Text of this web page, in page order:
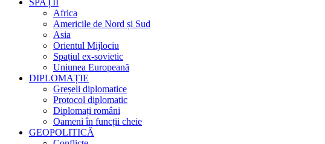
SPAȚII
Africa
Americile de Nord și Sud
Asia
Orientul Mijlociu
Spațiul ex-sovietic
Uniunea Europeană
DIPLOMAȚIE
Greșeli diplomatice
Protocol diplomatic
Diplomați români
Oameni în funcții cheie
GEOPOLITICĂ